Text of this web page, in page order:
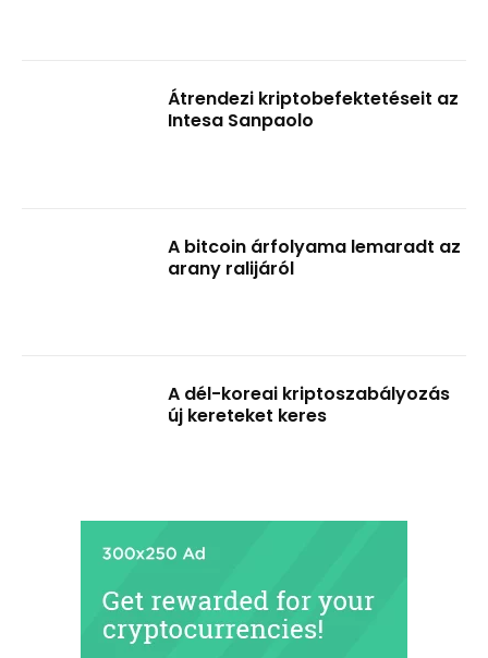
Átrendezi kriptobefektetéseit az
Intesa Sanpaolo
A bitcoin árfolyama lemaradt az
arany ralijáról
A dél-koreai kriptoszabályozás
új kereteket keres